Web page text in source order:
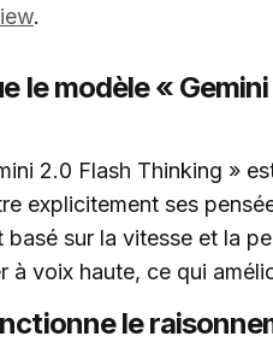
.
le modèle «
2.0 Flash Thinking »
explicitement ses
basé sur la vitesse et la
à voix haute, ce qui
le